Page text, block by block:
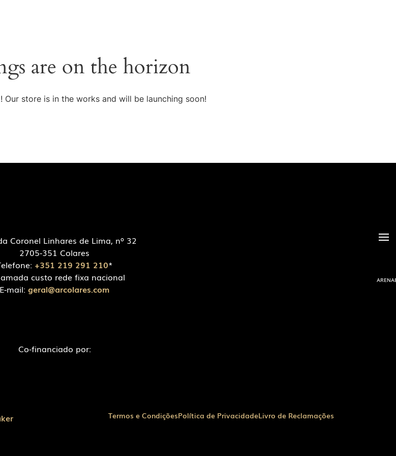
are on the horizon
Our store is in the works and will be launching soon!
Coronel Linhares de Lima, nº 32
2705-351 Colares
+351 219 291 210*
custo rede fixa nacional
E-mail: geral@arcolares.com
Co-financiado por:
Termos e CondiçõesPolítica de PrivacidadeLivro de Reclamações